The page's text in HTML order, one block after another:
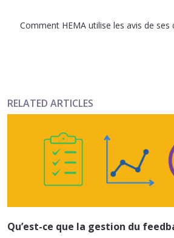
Comment HEMA utilise les avis de
RELATED ARTICLES
Qu’est-ce que la gestion du